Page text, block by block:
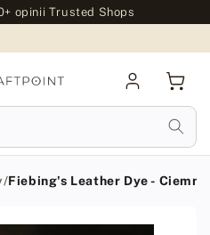
opinii Trusted Shops
się
/Fiebing's Leather Dye -